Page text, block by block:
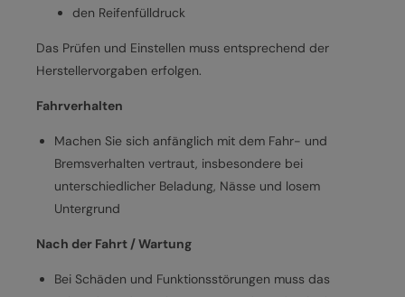
den Reifenfülldruck
Das Prüfen und Einstellen muss entsprechend der
Herstellervorgaben erfolgen.
Fahrverhalten
Machen Sie sich anfänglich mit dem Fahr- und
Bremsverhalten vertraut, insbesondere bei
unterschiedlicher Beladung, Nässe und losem
Untergrund
Nach der Fahrt / Wartung
Bei Schäden und Funktionsstörungen muss das